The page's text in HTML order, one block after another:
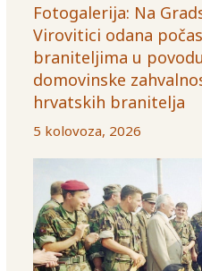
Fotogalerija: Na
Virovitici odana
braniteljima u
domovinske
hrvatskih branitelja
5 kolovoza, 2026